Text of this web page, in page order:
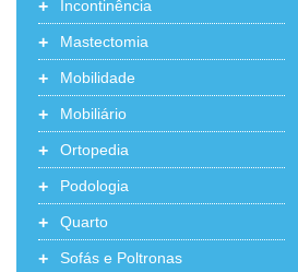
+ Incontinência
+ Mastectomia
+ Mobilidade
+ Mobiliário
+ Ortopedia
+ Podologia
+ Quarto
+ Sofás e Poltronas